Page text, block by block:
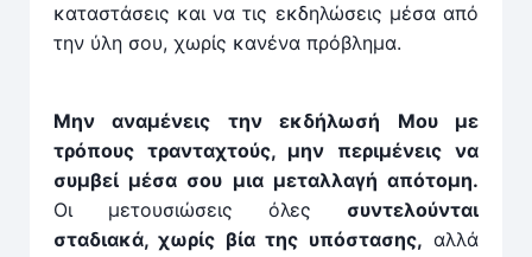
καταστάσεις και να τις εκδηλώσεις μέσα από
την ύλη σου, χωρίς κανένα πρόβλημα.
Μην αναμένεις την εκδήλωσή Μου με
τρόπους τραντα­χτούς, μην περιμένεις να
συμβεί μέσα σου μια μεταλλαγή απότομη.
Οι μετουσιώσεις όλες συντε­λούνται
σταδιακά, χωρίς βία της υπόστασης, αλλά